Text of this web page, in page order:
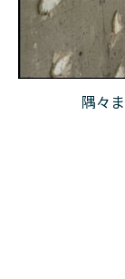
隅々